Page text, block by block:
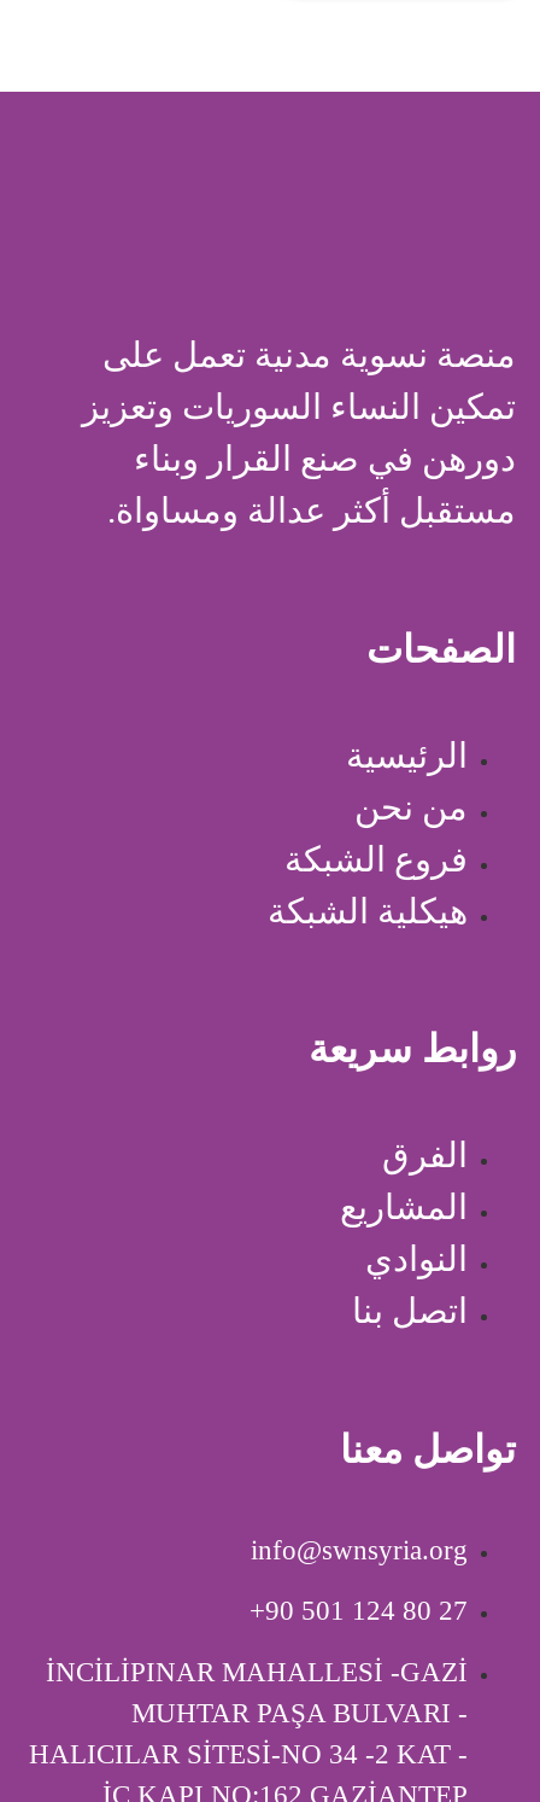
منصة نسوية مدنية تعمل على
تمكين النساء السوريات وتعزيز
دورهن في صنع القرار وبناء
مستقبل أكثر عدالة ومساواة.
الصفحات
الرئيسية
من نحن
فروع الشبكة
هيكلية الشبكة
روابط سريعة
الفرق
المشاريع
النوادي
اتصل بنا
تواصل معنا
info@swnsyria.org
‎+90 501 124 80 27
İNCİLİPINAR MAHALLESİ -GAZİ
MUHTAR PAŞA BULVARI -
HALICILAR SİTESİ-NO 34 -2 KAT -
İÇ KAPI ‎NO:162 GAZİANTEP